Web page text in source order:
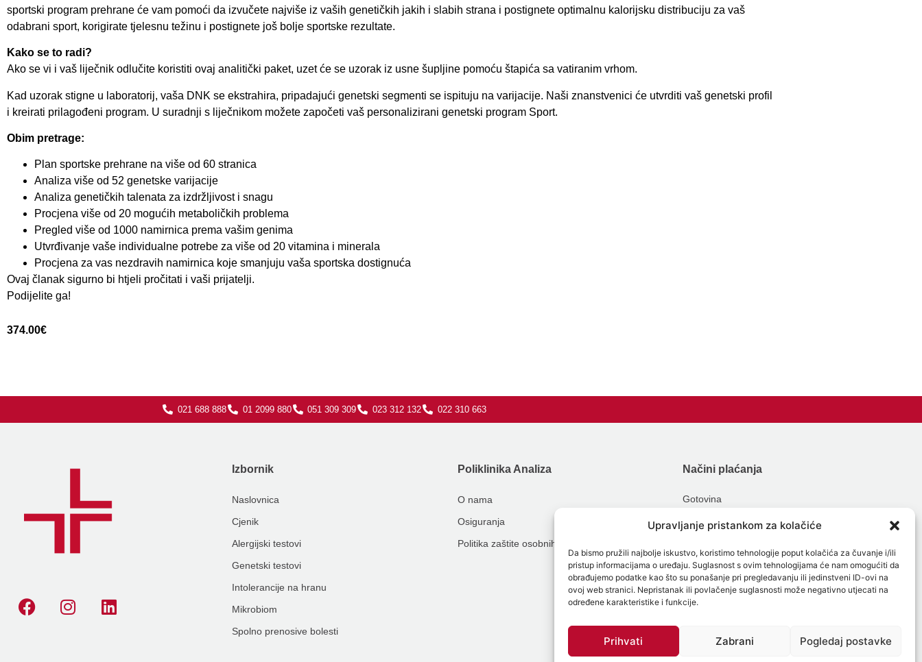
Upravljanje pristankom za kolačiće
Da bismo pružili najbolje iskustvo, koristimo tehnologije poput kolačića za čuvanje i/ili
pristup informacijama o uređaju. Suglasnost s ovim tehnologijama će nam omogućiti da
obrađujemo podatke kao što su ponašanje pri pregledavanju ili jedinstveni ID-ovi na
ovoj web stranici. Nepristanak ili povlačenje suglasnosti može negativno utjecati na
određene karakteristike i funkcije.
Prihvati Zabrani Pogledaj postavke
sportski program prehrane će vam pomoći da izvučete najviše iz vaših genetičkih jakih i slabih strana i postignete optimalnu kalorijsku distribuciju za vaš
odabrani sport, korigirate tjelesnu težinu i postignete još bolje sportske rezultate.
Kako se to radi?
Ako se vi i vaš liječnik odlučite koristiti ovaj analitički paket, uzet će se uzorak iz usne šupljine pomoću štapića sa vatiranim vrhom.
Kad uzorak stigne u laboratorij, vaša DNK se ekstrahira, pripadajući genetski segmenti se ispituju na varijacije. Naši znanstvenici će utvrditi vaš genetski profil
i kreirati prilagođeni program. U suradnji s liječnikom možete započeti vaš personalizirani genetski program Sport.
Obim pretrage:
Plan sportske prehrane na više od 60 stranica
Analiza više od 52 genetske varijacije
Analiza genetičkih talenata za izdržljivost i snagu
Procjena više od 20 mogućih metaboličkih problema
Pregled više od 1000 namirnica prema vašim genima
Utvrđivanje vaše individualne potrebe za više od 20 vitamina i minerala
Procjena za vas nezdravih namirnica koje smanjuju vaša sportska dostignuća
Ovaj članak sigurno bi htjeli pročitati i vaši prijatelji.
Podijelite ga!
374.00€
021 688 888 01 2099 880 051 309 309 023 312 132 022 310 663
Izbornik
Naslovnica
Cjenik
Alergijski testovi
Genetski testovi
Intolerancije na hranu
Mikrobiom
Spolno prenosive bolesti
Poliklinika Analiza
O nama
Osiguranja
Politika zaštite osobnih podataka
Načini plaćanja
Gotovina
Kartična plaćanja